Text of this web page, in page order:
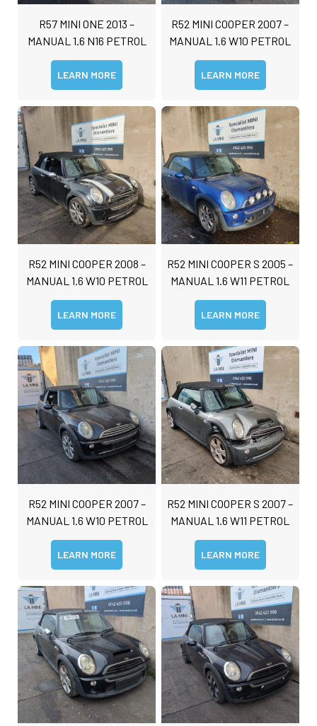
R57 MINI ONE 2013 –
MANUAL 1.6 N16 PETROL
LEARN MORE
R52 MINI COOPER 2007 –
MANUAL 1.6 W10 PETROL
LEARN MORE
R52 MINI COOPER 2008 –
MANUAL 1.6 W10 PETROL
LEARN MORE
R52 MINI COOPER S 2005 –
MANUAL 1.6 W11 PETROL
LEARN MORE
R52 MINI COOPER 2007 –
MANUAL 1.6 W10 PETROL
LEARN MORE
R52 MINI COOPER S 2007 –
MANUAL 1.6 W11 PETROL
LEARN MORE